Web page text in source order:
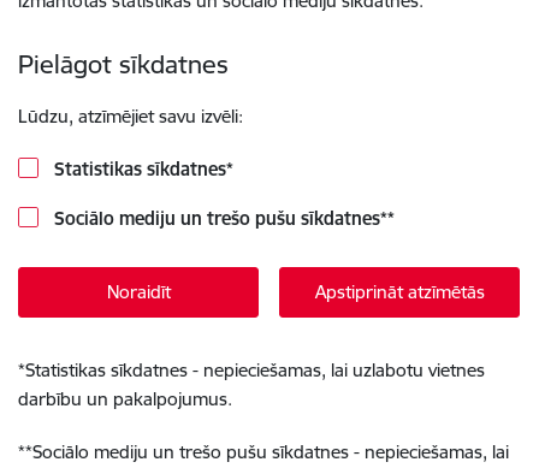
Pielāgot sīkdatnes
Lūdzu, atzīmējiet savu izvēli:
Statistikas sīkdatnes*
Sociālo mediju un trešo pušu sīkdatnes**
Noraidīt Apstiprināt atzīmētās
*Statistikas sīkdatnes - nepieciešamas, lai uzlabotu vietnes
darbību un pakalpojumus.
**Sociālo mediju un trešo pušu sīkdatnes - nepieciešamas, lai